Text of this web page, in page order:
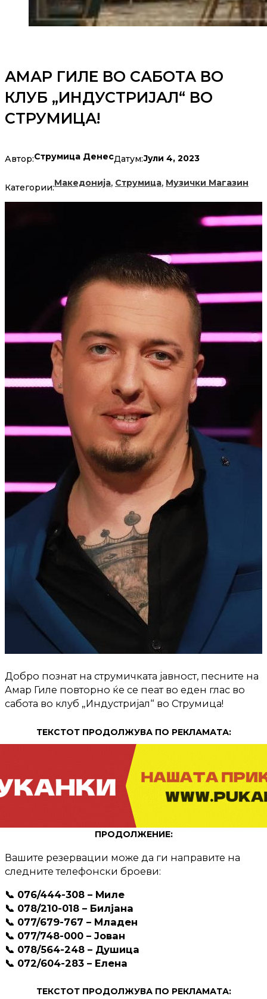
АМАР ГИЛЕ ВО САБОТА ВО
КЛУБ „ИНДУСТРИЈАЛ“ ВО
СТРУМИЦА!
Автор:Струмица ДенесДатум:Јули 4, 2023
Категории:Македонија, Струмица, Музички Магазин
Добро познат на струмичката јавност, песните на
Амар Гиле повторно ќе се пеат во еден глас во
сабота во клуб „Индустријал“ во Струмица!
ТЕКСТОТ ПРОДОЛЖУВА ПО РЕКЛАМАТА:
ПРОДОЛЖЕНИЕ:
Вашите резервации може да ги направите на
следните телефонски броеви:
📞 076/444-308 – Миле
📞 078/210-018 – Билјана
📞 077/679-767 – Младен
📞 077/748-000 – Јован
📞 078/564-248 – Душица
📞 072/604-283 – Елена
ТЕКСТОТ ПРОДОЛЖУВА ПО РЕКЛАМАТА: